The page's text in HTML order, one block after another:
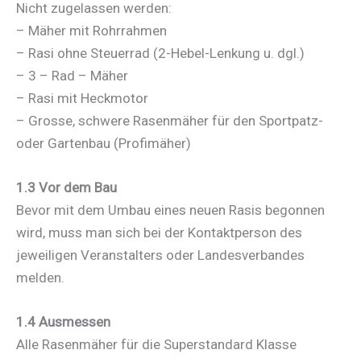
Nicht zugelassen werden:
– Mäher mit Rohrrahmen
– Rasi ohne Steuerrad (2-Hebel-Lenkung u. dgl.)
– 3 – Rad – Mäher
– Rasi mit Heckmotor
– Grosse, schwere Rasenmäher für den Sportpatz-
oder Gartenbau (Profimäher)
1.3 Vor dem Bau
Bevor mit dem Umbau eines neuen Rasis begonnen
wird, muss man sich bei der Kontaktperson des
jeweiligen Veranstalters oder Landesverbandes
melden.
1.4 Ausmessen
Alle Rasenmäher für die Superstandard Klasse